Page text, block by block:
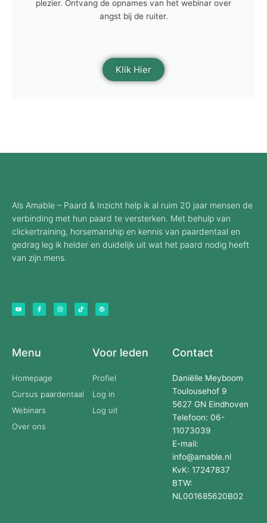
plezier. Ontvang de opnames van het webinar over
angst bij de ruiter.
Klik Hier
Als Amable – Paard & Inzicht help ik al ruim 20 jaar mensen de
verbinding met hun paard te versterken. Met behulp van
clickertraining, horsemanship en kennis van paardentaal en
gedrag leg ik helder en duidelijk uit wat het paard nodig heeft
van zijn mens.
t
u
c
e
b
s
t
a
k
t
o
r
d
p
Menu
Homepage
Cursus paardentaal
Webinars
Over ons
Voor leden
Profiel
Log in
Log uit
Contact
Daniëlle Meyboom
Toulousehof 9
5627 GN Eindhoven
Telefoon: 06-
11073039
E-mail:
info@amable.nl
KvK: 17247837
BTW:
NL001685620B02